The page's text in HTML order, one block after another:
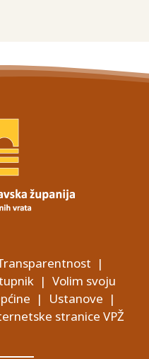
|
| Volim svoju
| Ustanove |
stranice VPŽ